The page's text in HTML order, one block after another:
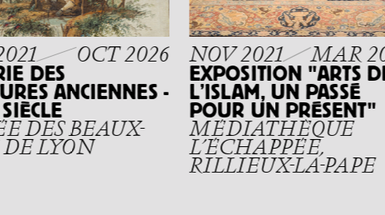
OCT 2026
DES
ANCIENNES -
DES BEAUX-
DE LYON
NOV 2021 MAR
EXPOSITION "ARTS
L’ISLAM, UN PASSÉ
POUR UN PRÉSENT"
MÉDIATHÈQUE
L’ÉCHAPPÉE,
RILLIEUX-LA-PAPE